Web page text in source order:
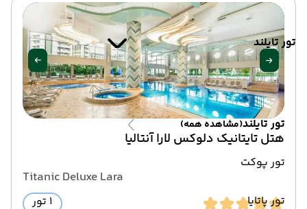
تور تایلند
تور تایلند(مشاهده همه)
تور پوکت
تور پاتایا
هتل تایتانیک دلوکس لارا آنتالیا
Titanic Deluxe Lara
1 تور